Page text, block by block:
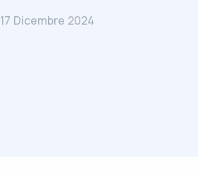
17 Dicembre 2024